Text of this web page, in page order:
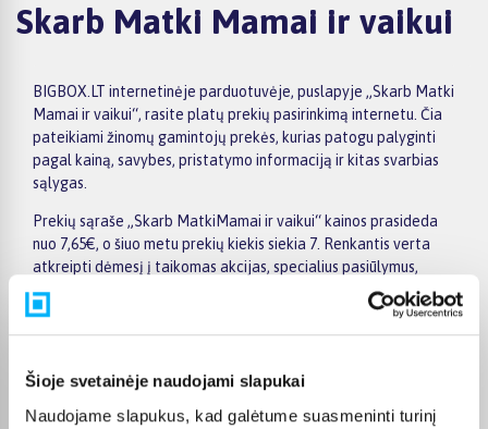
Šioje svetainėje naudojami slapukai
Naudojame slapukus, kad galėtume suasmeninti turinį
Skarb Matki Mamai ir vaikui
BIGBOX.LT internetinėje parduotuvėje, puslapyje „Skarb Matki
Mamai ir vaikui“, rasite platų prekių pasirinkimą internetu. Čia
pateikiami žinomų gamintojų prekės, kurias patogu palyginti
pagal kainą, savybes, pristatymo informaciją ir kitas svarbias
sąlygas.
Prekių sąraše „Skarb MatkiMamai ir vaikui“ kainos prasideda
nuo 7,65€, o šiuo metu prekių kiekis siekia 7. Renkantis verta
atkreipti dėmesį į taikomas akcijas, specialius pasiūlymus,
techninius parametrus bei papildomas pirkimo sąlygas, kad
būtų lengviau išsirinkti geriausiai jūsų poreikius atitinkantį
variantą.
Papildomi pasirinkimai ir prekių savybių filtrai padeda patogiai
susiaurinti asortimentą ir greičiau rasti tinkamą prekę.
Peržiūrėkite „Skarb MatkiMamai ir vaikui“ pasiūlymus